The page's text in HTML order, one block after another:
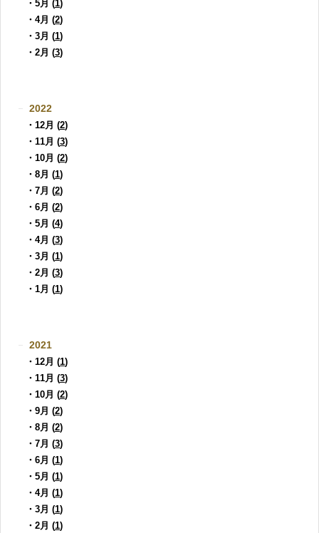
・5月 (1)
・4月 (2)
・3月 (1)
・2月 (3)
2022
・12月 (2)
・11月 (3)
・10月 (2)
・8月 (1)
・7月 (2)
・6月 (2)
・5月 (4)
・4月 (3)
・3月 (1)
・2月 (3)
・1月 (1)
2021
・12月 (1)
・11月 (3)
・10月 (2)
・9月 (2)
・8月 (2)
・7月 (3)
・6月 (1)
・5月 (1)
・4月 (1)
・3月 (1)
・2月 (1)